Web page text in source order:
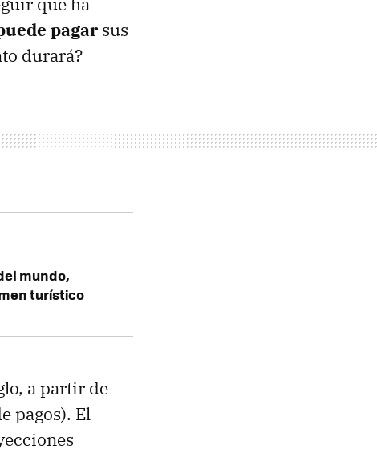
pagar sus
durará?
mundo,
turístico
a partir de
pagos). El